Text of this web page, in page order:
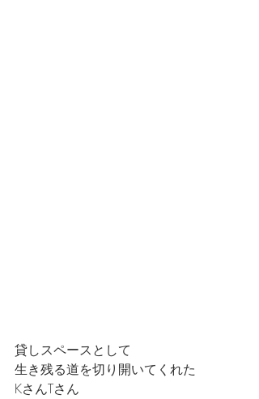
貸しスペースとして
生き残る道を切り開いてくれた
KさんTさん